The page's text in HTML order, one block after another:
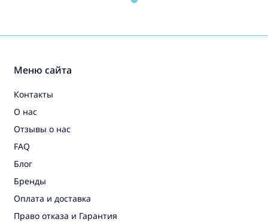
Меню сайта
Контакты
О нас
Отзывы о нас
FAQ
Блог
Бренды
Оплата и доставка
Право отказа и Гарантия